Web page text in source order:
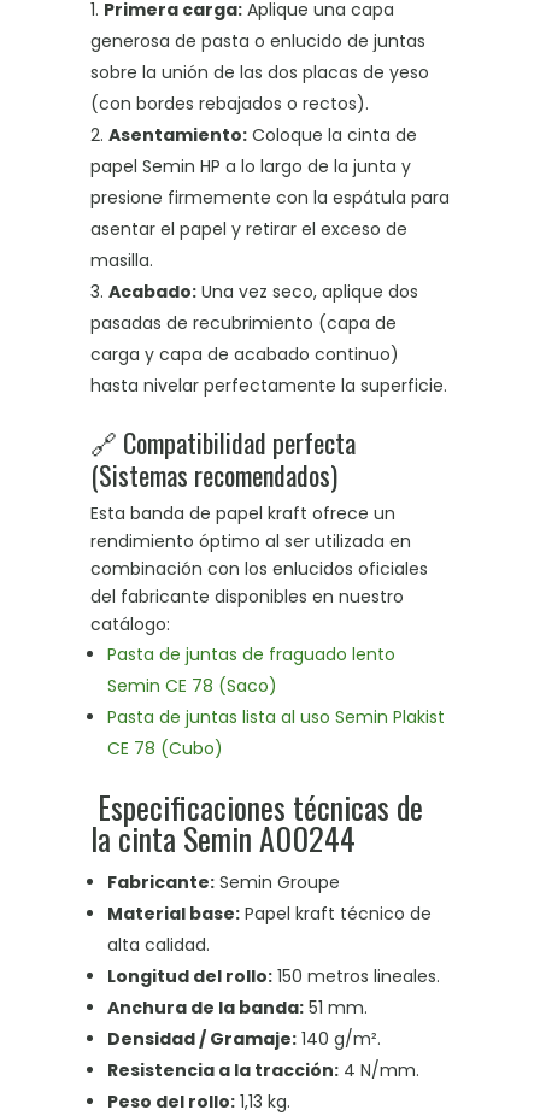
Primera carga:Aplique una capa
generosa de pasta o enlucido de juntas
sobre la unión de las dos placas de yeso
(con bordes rebajados o rectos).
Asentamiento:Coloque la cinta de
papel Semin HP a lo largo de la junta y
presione firmemente con la espátula para
asentar el papel y retirar el exceso de
masilla.
Acabado:Una vez seco, aplique dos
pasadas de recubrimiento (capa de
carga y capa de acabado continuo)
hasta nivelar perfectamente la superficie.
🔗 Compatibilidad perfecta
(Sistemas recomendados)
Esta banda de papel kraft ofrece un
rendimiento óptimo al ser utilizada en
combinación con los enlucidos oficiales
del fabricante disponibles en nuestro
catálogo:
Pasta de juntas de fraguado lento
Semin CE 78 (Saco)
Pasta de juntas lista al uso Semin Plakist
CE 78 (Cubo)
Especificaciones técnicas de
la cinta Semin A00244
Fabricante:Semin Groupe
Material base:Papel kraft técnico de
alta calidad.
Longitud del rollo:150 metros lineales.
Anchura de la banda:51 mm.
Densidad / Gramaje:140 g/m².
Resistencia a la tracción:4 N/mm.
Peso del rollo:1,13 kg.